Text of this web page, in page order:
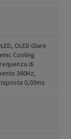
OLED Glare
Cooling
di
360Hz,
0,03ms